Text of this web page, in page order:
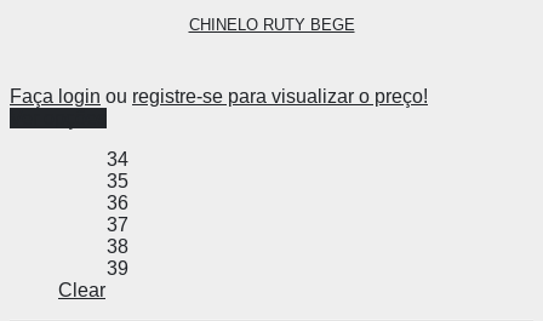
CHINELO RUTY BEGE
Faça login ou registre-se para visualizar o preço!
34
35
36
37
38
39
Clear